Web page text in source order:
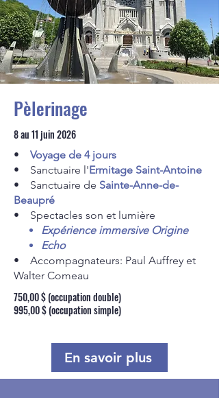
Pèlerinage
8 au 11 juin 2026
• Voyage de 4 jours
• Sanctuaire l'Ermitage Saint-Antoine
• Sanctuaire de Sainte-Anne-de-
Beaupré
• Spectacles son et lumière
Expérience immersive Origine
Echo
• Accompagnateurs: Paul Auffrey et
Walter Comeau​
750,00 $ (occupation double)
995,00 $ (occupation simple)
En savoir plus